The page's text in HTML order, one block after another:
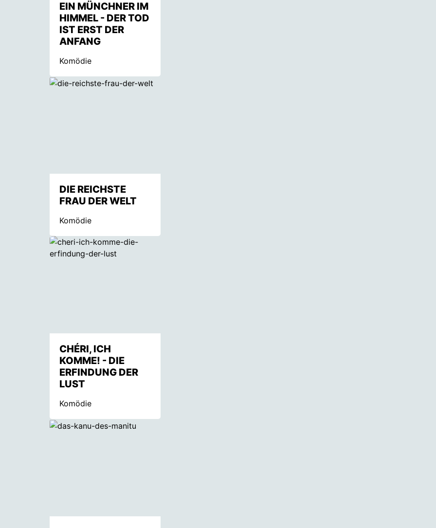
EIN MÜNCHNER IM
HIMMEL - DER TOD
IST ERST DER
ANFANG
Komödie
DIE REICHSTE
FRAU DER WELT
Komödie
CHÉRI, ICH
KOMME! - DIE
ERFINDUNG DER
LUST
Komödie